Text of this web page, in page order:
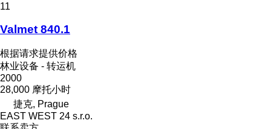
11
Valmet 840.1
根据请求提供价格
林业设备 - 转运机
2000
28,000 摩托小时
捷克, Prague
EAST WEST 24 s.r.o.